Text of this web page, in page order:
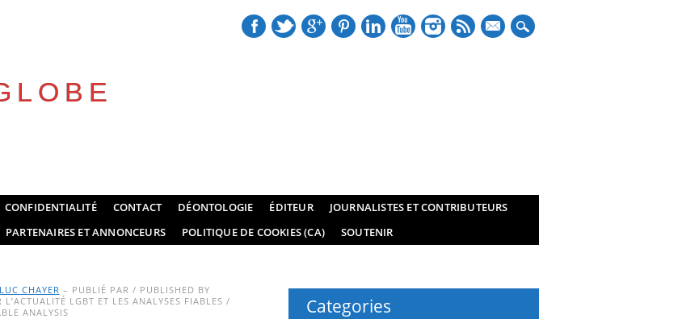
mail
CONFIDENTIALITÉ CONTACT DÉONTOLOGIE ÉDITEUR
JOURNALISTES ET CONTRIBUTEURS
PARTENAIRES ET ANNONCEURS POLITIQUE DE COOKIES (CA) SOUTENIR
CHAYER – PUBLIÉ PAR / PUBLISHED BY
LGBT ET LES ANALYSES FIABLES /
ANALYSIS
Categories